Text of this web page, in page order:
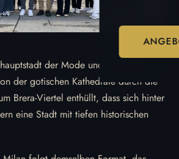
der Mode und des Designs —
der gotischen Kathedrale durch die
Brera-Viertel enthüllt, dass sich hinter
eine Stadt mit tiefen historischen